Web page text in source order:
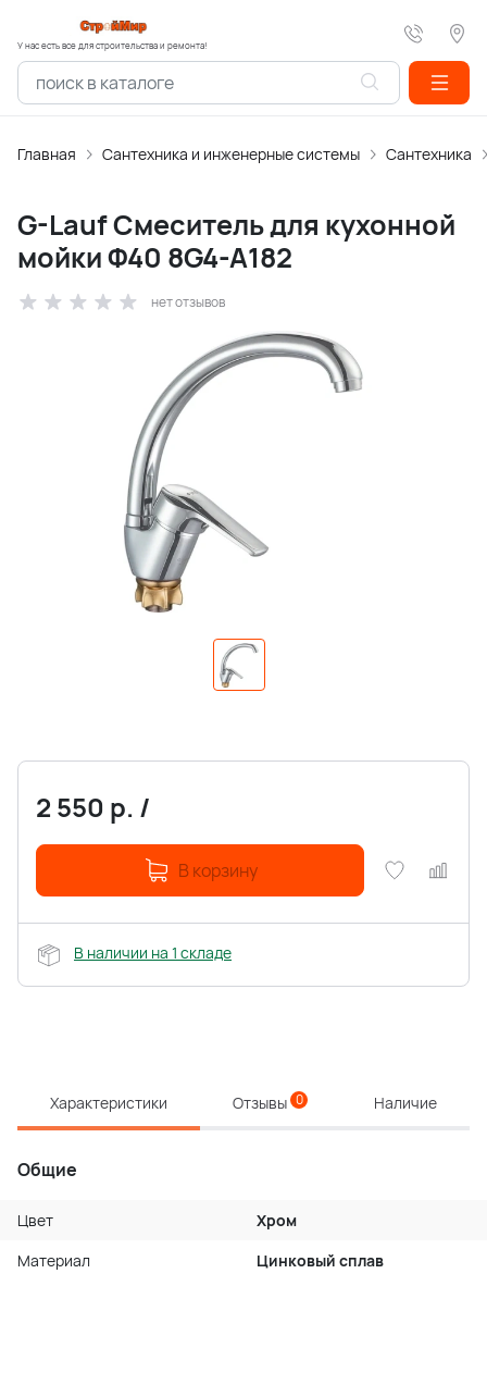
У нас есть все для строительства и ремонта!
Главная Сантехника и инженерные системы Сантехника
G-Lauf Смеситель для кухонной
мойки Ф40 8G4-A182
нет отзывов
2 550 р. /
В корзину
В наличии на 1 складе
Характеристики Отзывы 0 Наличие
Общие
Цвет
Хром
Материал
Цинковый сплав